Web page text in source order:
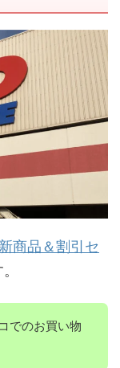
商品＆割引セ
でのお買い物